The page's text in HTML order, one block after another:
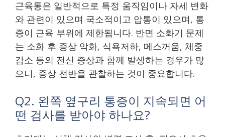
근육통은 일반적으로 특정 움직임이나 자세 변화
와 관련이 있으며 국소적이고 압통이 있으며, 통
증이 근육 부위에 제한됩니다. 반면 소화기 문제
는 소화 후 증상 악화, 식욕저하, 메스꺼움, 체중
감소 등의 전신 증상과 함께 발생하는 경우가 많
으니, 증상 전반을 관찰하는 것이 중요합니다.
Q2. 왼쪽 옆구리 통증이 지속되면 어
떤 검사를 받아야 하나요?